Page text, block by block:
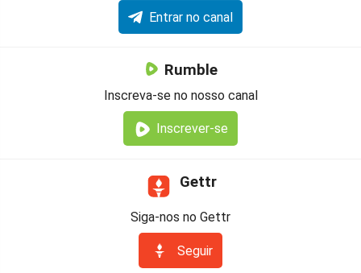
Entrar no canal
Rumble
Inscreva-se no nosso canal
Inscrever-se
Gettr
Siga-nos no Gettr
Seguir